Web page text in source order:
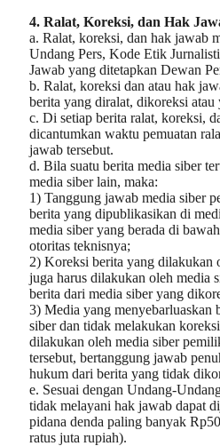
4. Ralat, Koreksi, dan Hak
a. Ralat, koreksi, dan hak jawab
Undang Pers, Kode Etik
Jawab yang ditetapkan Dewan
b. Ralat, koreksi dan atau hak
berita yang diralat, dikoreksi
c. Di setiap berita ralat, koreksi,
dicantumkan waktu pemuatan
jawab tersebut.
d. Bila suatu berita media siber
media siber lain, maka:
1) Tanggung jawab media siber
berita yang dipublikasikan di
media siber yang berada di bawah
otoritas teknisnya;
2) Koreksi berita yang dilakukan
juga harus dilakukan oleh media
berita dari media siber yang
3) Media yang menyebarluaskan
siber dan tidak melakukan
dilakukan oleh media siber
tersebut, bertanggung jawab
hukum dari berita yang tidak
e. Sesuai dengan Undang-
tidak melayani hak jawab dapat
pidana denda paling banyak
ratus juta rupiah).